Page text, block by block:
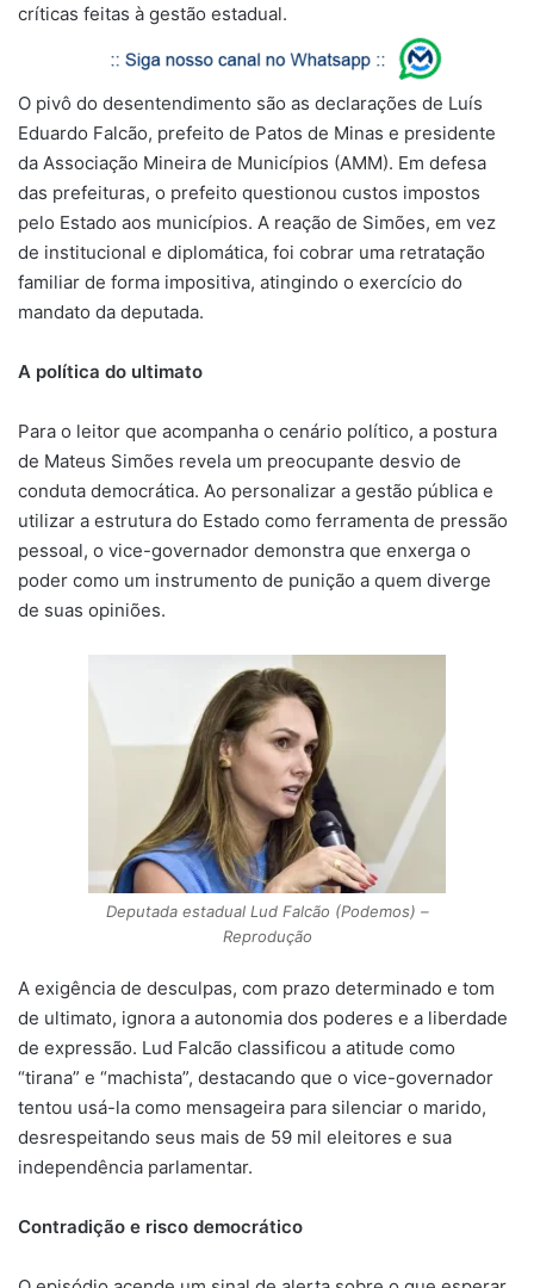
críticas feitas à gestão estadual.
O pivô do desentendimento são as declarações de Luís
Eduardo Falcão, prefeito de Patos de Minas e presidente
da Associação Mineira de Municípios (AMM). Em defesa
das prefeituras, o prefeito questionou custos impostos
pelo Estado aos municípios. A reação de Simões, em vez
de institucional e diplomática, foi cobrar uma retratação
familiar de forma impositiva, atingindo o exercício do
mandato da deputada.
A política do ultimato
Para o leitor que acompanha o cenário político, a postura
de Mateus Simões revela um preocupante desvio de
conduta democrática. Ao personalizar a gestão pública e
utilizar a estrutura do Estado como ferramenta de pressão
pessoal, o vice-governador demonstra que enxerga o
poder como um instrumento de punição a quem diverge
de suas opiniões.
Deputada estadual Lud Falcão (Podemos) –
Reprodução
A exigência de desculpas, com prazo determinado e tom
de ultimato, ignora a autonomia dos poderes e a liberdade
de expressão. Lud Falcão classificou a atitude como
“tirana” e “machista”, destacando que o vice-governador
tentou usá-la como mensageira para silenciar o marido,
desrespeitando seus mais de 59 mil eleitores e sua
independência parlamentar.
Contradição e risco democrático